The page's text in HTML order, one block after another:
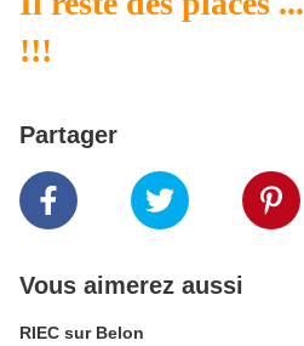
!!!
Partager
Vous aimerez aussi
RIEC sur Belon